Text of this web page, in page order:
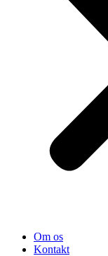
Om os
Kontakt